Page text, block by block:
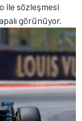
ile sözleşmesi
görünüyor.